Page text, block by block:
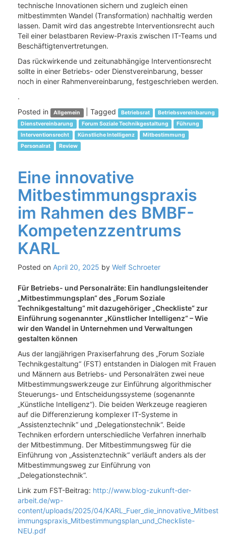
technische Innovationen sichern und zugleich einen
mitbestimmten Wandel (Transformation) nachhaltig werden
lassen. Damit wird das angestrebte Interventionsrecht auch
Teil einer belastbaren Review-Praxis zwischen IT-Teams und
Beschäftigtenvertretungen.
Das rückwirkende und zeitunabhängige Interventionsrecht
sollte in einer Betriebs- oder Dienstvereinbarung, besser
noch in einer Rahmenvereinbarung, festgeschrieben werden.
.
Posted in
Allgemein Tagged Betriebsrat
Betriebsvereinbarung
Dienstvereinbarung
Forum Soziale Technikgestaltung
Führung
Interventionsrecht
Künstliche Intelligenz
Mitbestimmung
Personalrat
Review
Eine innovative
Mitbestimmungspraxis
im Rahmen des BMBF-
Kompetenzzentrums
KARL
Posted on April 20, 2025 by Welf Schroeter
Für Betriebs- und Personalräte: Ein handlungsleitender
„Mitbestimmungsplan“ des „Forum Soziale
Technikgestaltung“ mit dazugehöriger „Checkliste“ zur
Einführung sogenannter „Künstlicher Intelligenz“ – Wie
wir den Wandel in Unternehmen und Verwaltungen
gestalten können
Aus der langjährigen Praxiserfahrung des „Forum Soziale
Technikgestaltung“ (FST) entstanden in Dialogen mit Frauen
und Männern aus Betriebs- und Personalräten zwei neue
Mitbestimmungswerkzeuge zur Einführung algorithmischer
Steuerungs- und Entscheidungssysteme (sogenannte
„Künstliche Intelligenz“). Die beiden Werkzeuge reagieren
auf die Differenzierung komplexer IT-Systeme in
„Assistenztechnik“ und „Delegationstechnik“. Beide
Techniken erfordern unterschiedliche Verfahren innerhalb
der Mitbestimmung. Der Mitbestimmungsweg für die
Einführung von „Assistenztechnik“ verläuft anders als der
Mitbestimmungsweg zur Einführung von
„Delegationstechnik“.
Link zum FST-Beitrag: http://www.blog-zukunft-der-
arbeit.de/wp-
content/uploads/2025/04/KARL_Fuer_die_innovative_Mitbest
immungspraxis_Mitbestimmungsplan_und_Checkliste-
NEU.pdf